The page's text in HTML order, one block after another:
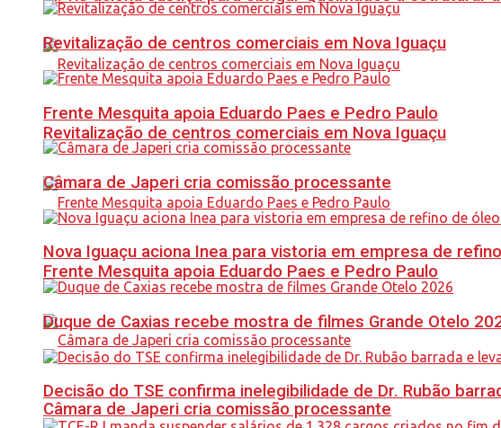
Revitalização de centros comerciais em Nova Iguaçu
Frente Mesquita apoia Eduardo Paes e Pedro Paulo
Câmara de Japeri cria comissão processante
Revitalização de centros comerciais em Nova Iguaçu
Frente Mesquita apoia Eduardo Paes e Pedro Paulo
Câmara de Japeri cria comissão processante
Nova Iguaçu aciona Inea para vistoria em empresa de
Duque de Caxias recebe mostra de filmes Grande Otelo
Decisão do TSE confirma inelegibilidade de Dr. Rubão